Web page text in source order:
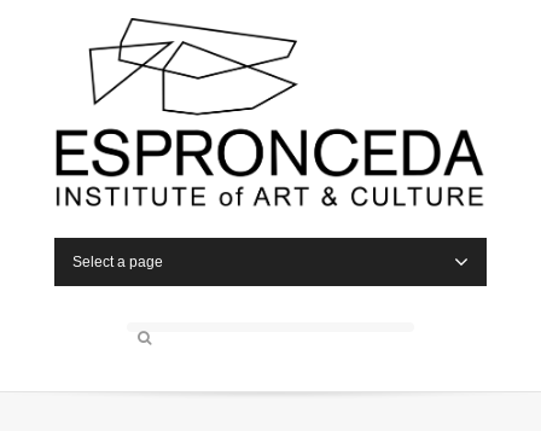
Select a page